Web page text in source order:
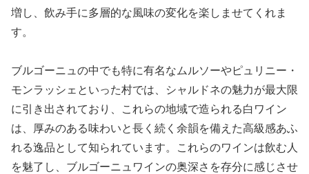
増し、飲み手に多層的な風味の変化を楽しませてくれま
す。
ブルゴーニュの中でも特に有名なムルソーやピュリニー・
モンラッシェといった村では、シャルドネの魅力が最大限
に引き出されており、これらの地域で造られる白ワイン
は、厚みのある味わいと長く続く余韻を備えた高級感あふ
れる逸品として知られています。これらのワインは飲む人
を魅了し、ブルゴーニュワインの奥深さを存分に感じさせ